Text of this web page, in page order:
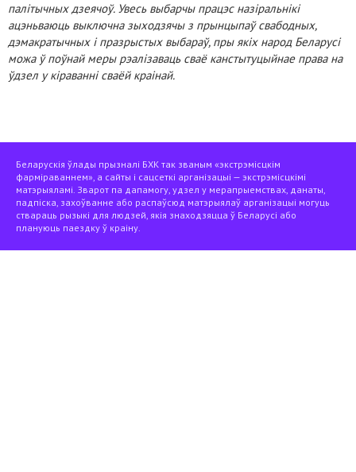
палітычных дзеячоў. Увесь выбарчы працэс назіральнікі
ацэньваюць выключна зыходзячы з прынцыпаў свабодных,
дэмакратычных і празрыстых выбараў, пры якіх народ Беларусі
можа ў поўнай меры рэалізаваць сваё канстытуцыйнае права на
ўдзел у кіраванні сваёй краінай.
Беларускія ўлады прызналі БХК так званым «экстрэмісцкім
фарміраваннем», а сайты і сацсеткі арганізацыі — экстрэмісцкімі
матэрыяламі. Зварот па дапамогу, удзел у мерапрыемствах, данаты,
падпіска, захоўванне або распаўсюд матэрыялаў арганізацыі могуць
ствараць рызыкі для людзей, якія знаходзяцца ў Беларусі або
плануюць паездку ў краіну.